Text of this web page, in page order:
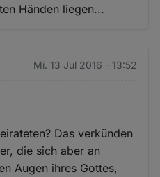
Händen liegen...
Mi. 13 Jul 2016 - 13:52
Das verkünden
die sich aber an
Augen ihres Gottes,